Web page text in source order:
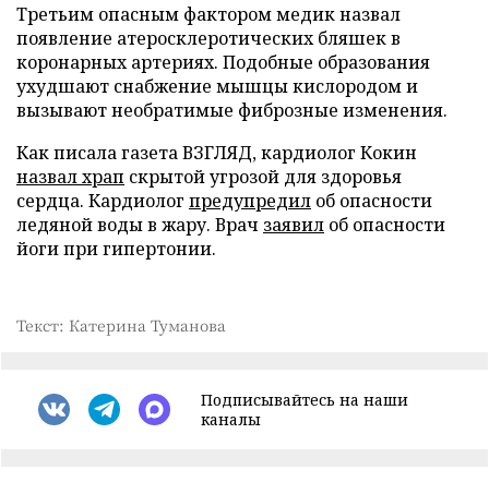
Третьим опасным фактором медик назвал
появление атеросклеротических бляшек в
коронарных артериях. Подобные образования
ухудшают снабжение мышцы кислородом и
вызывают необратимые фиброзные изменения.
Как писала газета ВЗГЛЯД, кардиолог Кокин
назвал храп скрытой угрозой для здоровья
сердца. Кардиолог предупредил об опасности
ледяной воды в жару. Врач заявил об опасности
йоги при гипертонии.
Текст: Катерина Туманова
Подписывайтесь на наши
каналы